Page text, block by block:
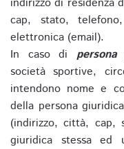
cap, stato,
elettronica (email).
In caso di persona
società sportive,
intendono nome e
della persona
(indirizzo, città, cap,
giuridica stessa ed